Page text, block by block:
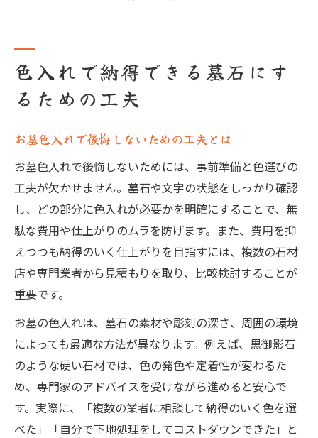
色入れで納得できる墓石にす
るための工夫
お墓色入れで後悔しないための工夫とは
お墓色入れで後悔しないためには、事前準備と色選びの
工夫が欠かせません。墓石や文字の状態をしっかり確認
し、どの部分に色入れが必要かを明確にすることで、無
駄な費用や仕上がりのムラを防げます。また、費用を抑
えつつも納得のいく仕上がりを目指すには、複数の石材
店や専門業者から見積もりを取り、比較検討することが
重要です。
お墓の色入れは、墓石の素材や彫刻の深さ、周囲の環境
によっても最適な方法が異なります。例えば、黒御影石
のような硬い石材では、色の発色や定着性が変わるた
め、専門家のアドバイスを受けながら進めると安心で
す。実際に、「複数の業者に相談して納得のいく色を選
べた」「自分で下地処理をしてコストダウンできた」と